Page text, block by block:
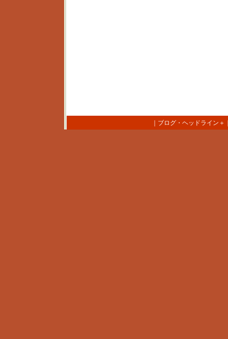
ブログ・ヘッドライン＋